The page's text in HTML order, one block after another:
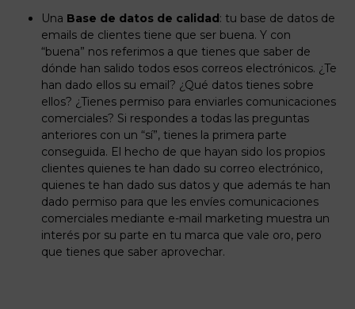
Una Base de datos de calidad: tu base de datos de
emails de clientes tiene que ser buena. Y con
“buena” nos referimos a que tienes que saber de
dónde han salido todos esos correos electrónicos. ¿Te
han dado ellos su email? ¿Qué datos tienes sobre
ellos? ¿Tienes permiso para enviarles comunicaciones
comerciales? Si respondes a todas las preguntas
anteriores con un “sí”, tienes la primera parte
conseguida. El hecho de que hayan sido los propios
clientes quienes te han dado su correo electrónico,
quienes te han dado sus datos y que además te han
dado permiso para que les envíes comunicaciones
comerciales mediante e-mail marketing muestra un
interés por su parte en tu marca que vale oro, pero
que tienes que saber aprovechar.